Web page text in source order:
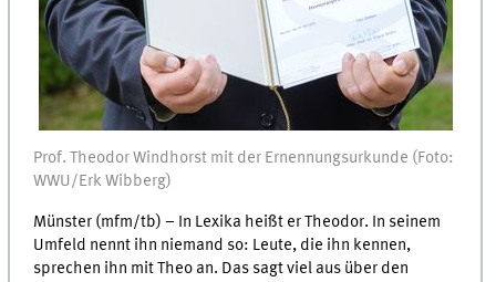
Prof. Theodor Windhorst mit der Ernennungsurkunde (Foto:
WWU/Erk Wibberg)
Münster (mfm/tb) – In Lexika heißt er Theodor. In seinem
Umfeld nennt ihn niemand so: Leute, die ihn kennen,
sprechen ihn mit Theo an. Das sagt viel aus über den